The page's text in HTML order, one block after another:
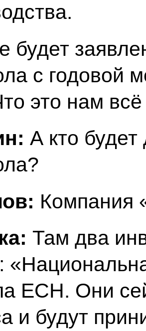
будет
с годовой
это нам
А кто будет
Компания
Там два
ЕСН. Они
и будут